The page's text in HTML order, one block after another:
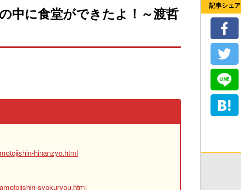
中に食堂ができたよ！～渡哲
hinanzyo.html
syokuryou.html
記事シェア